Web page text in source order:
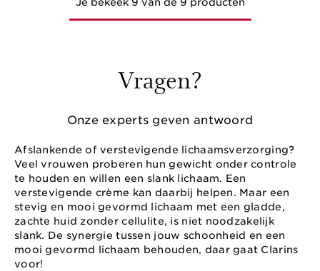
Je bekeek 9 van de 9 producten
Vragen?
Onze experts geven antwoord
Afslankende of verstevigende lichaamsverzorging?
Veel vrouwen proberen hun gewicht onder controle
te houden en willen een slank lichaam. Een
verstevigende crème kan daarbij helpen. Maar een
stevig en mooi gevormd lichaam met een gladde,
zachte huid zonder cellulite, is niet noodzakelijk
slank. De synergie tussen jouw schoonheid en een
mooi gevormd lichaam behouden, daar gaat Clarins
voor!